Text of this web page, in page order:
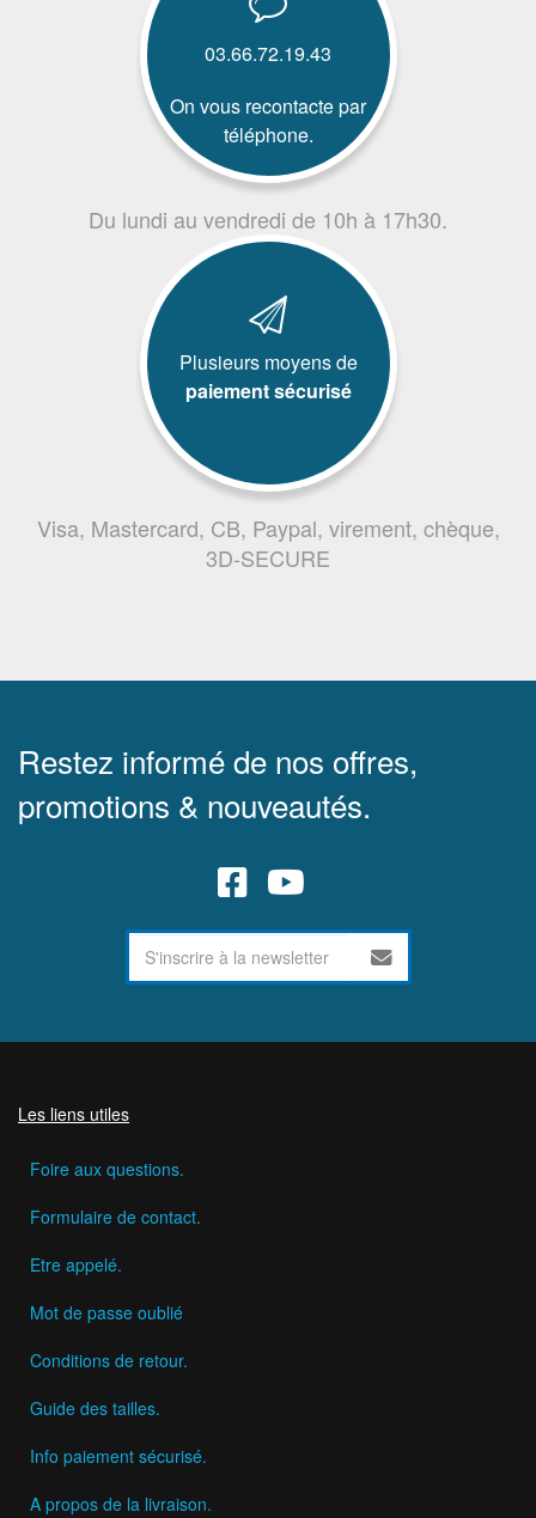
03.66.72.19.43
On vous recontacte par
téléphone.
Du lundi au vendredi de 10h à 17h30.
Plusieurs moyens de
paiement sécurisé
Visa, Mastercard, CB, Paypal, virement, chèque,
3D-SECURE
Restez informé de nos offres,
promotions & nouveautés.
Les liens utiles
Foire aux questions.
Formulaire de contact.
Etre appelé.
Mot de passe oublié
Conditions de retour.
Guide des tailles.
Info paiement sécurisé.
A propos de la livraison.